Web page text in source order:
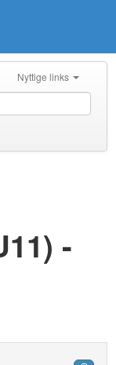
Nyttige links
-